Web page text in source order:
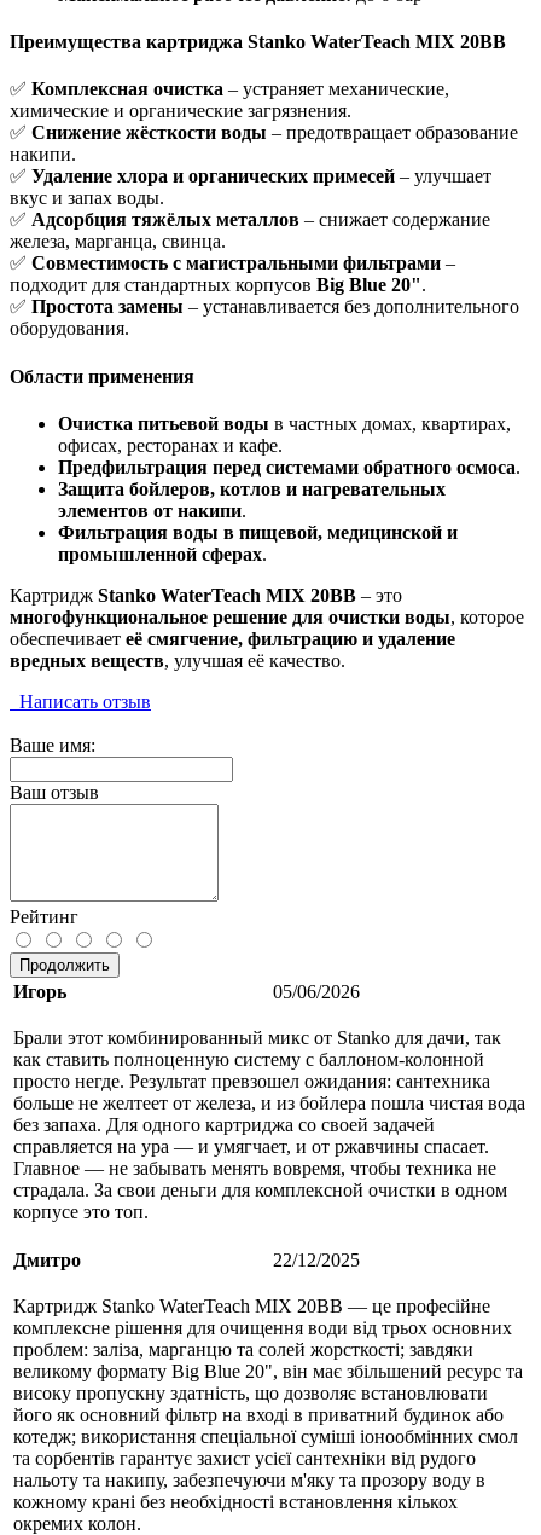
Преимущества картриджа Stanko WaterTeach MIX 20BB
✅ Комплексная очистка – устраняет механические,
химические и органические загрязнения.
✅ Снижение жёсткости воды – предотвращает образование
накипи.
✅ Удаление хлора и органических примесей – улучшает
вкус и запах воды.
✅ Адсорбция тяжёлых металлов – снижает содержание
железа, марганца, свинца.
✅ Совместимость с магистральными фильтрами –
подходит для стандартных корпусов Big Blue 20".
✅ Простота замены – устанавливается без дополнительного
оборудования.
Области применения
Очистка питьевой воды в частных домах, квартирах,
офисах, ресторанах и кафе.
Предфильтрация перед системами обратного осмоса.
Защита бойлеров, котлов и нагревательных
элементов от накипи.
Фильтрация воды в пищевой, медицинской и
промышленной сферах.
Картридж Stanko WaterTeach MIX 20BB – это
многофункциональное решение для очистки воды, которое
обеспечивает её смягчение, фильтрацию и удаление
вредных веществ, улучшая её качество.
Написать отзыв
Ваше имя:
Ваш отзыв
Рейтинг
Продолжить
Игорь 05/06/2026
Брали этот комбинированный микс от Stanko для дачи, так
как ставить полноценную систему с баллоном-колонной
просто негде. Результат превзошел ожидания: сантехника
больше не желтеет от железа, и из бойлера пошла чистая вода
без запаха. Для одного картриджа со своей задачей
справляется на ура — и умягчает, и от ржавчины спасает.
Главное — не забывать менять вовремя, чтобы техника не
страдала. За свои деньги для комплексной очистки в одном
корпусе это топ.
Дмитро 22/12/2025
Картридж Stanko WaterTeach MIX 20BB — це професійне
комплексне рішення для очищення води від трьох основних
проблем: заліза, марганцю та солей жорсткості; завдяки
великому формату Big Blue 20", він має збільшений ресурс та
високу пропускну здатність, що дозволяє встановлювати
його як основний фільтр на вході в приватний будинок або
котедж; використання спеціальної суміші іонообмінних смол
та сорбентів гарантує захист усієї сантехніки від рудого
нальоту та накипу, забезпечуючи м'яку та прозору воду в
кожному крані без необхідності встановлення кількох
окремих колон.